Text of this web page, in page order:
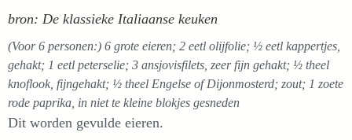
bron: De klassieke Italiaanse keuken
(Voor 6 personen:) 6 grote eieren; 2 eetl olijfolie; ½ eetl kappertjes,
gehakt; 1 eetl peterselie; 3 ansjovisfilets, zeer fijn gehakt; ½ theel
knoflook, fijngehakt; ½ theel Engelse of Dijonmosterd; zout; 1 zoete
rode paprika, in niet te kleine blokjes gesneden
Dit worden gevulde eieren.